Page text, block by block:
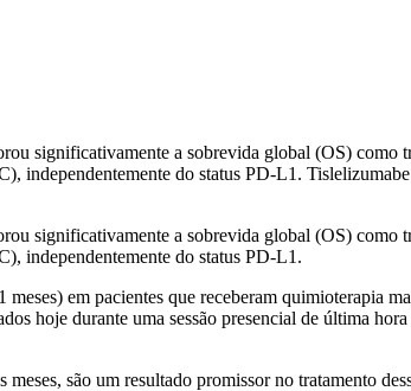
significativamente a sobrevida global (OS) como
independentemente do status PD-L1.
significativamente a sobrevida global (OS) como
independentemente do status PD-L1.
em pacientes que receberam quimioterapia
hoje durante uma sessão presencial de última
são um resultado promissor no tratamento